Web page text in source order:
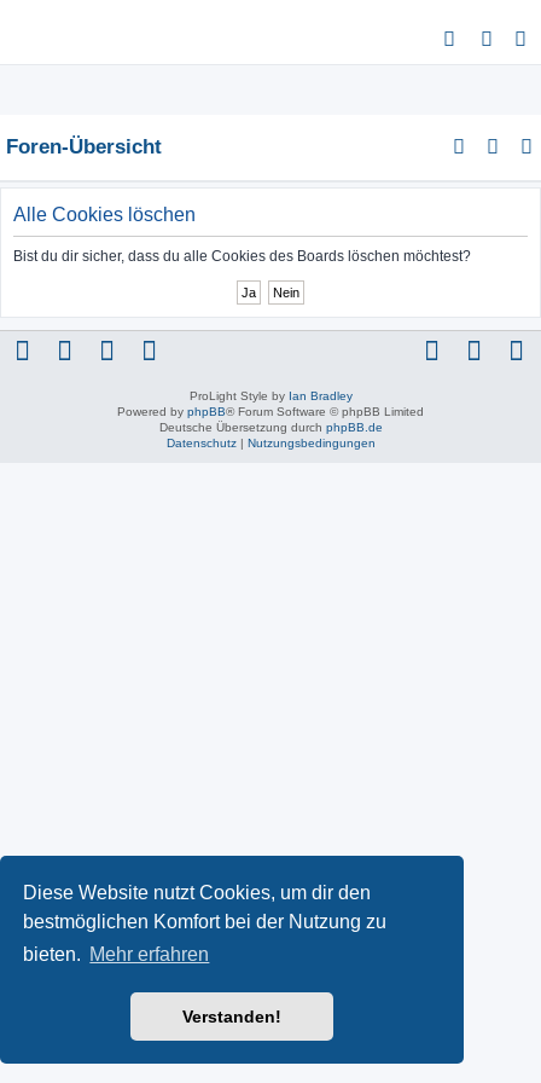
Diese Website nutzt Cookies, um dir den
bestmöglichen Komfort bei der Nutzung zu
bieten. Mehr erfahren
Verstanden!
u
e
Foren-Übersicht
Alle Cookies löschen
Bist du dir sicher, dass du alle Cookies des Boards löschen möchtest?
ProLight Style by Ian Bradley
Powered by phpBB® Forum Software © phpBB Limited
Deutsche Übersetzung durch phpBB.de
Datenschutz| Nutzungsbedingungen